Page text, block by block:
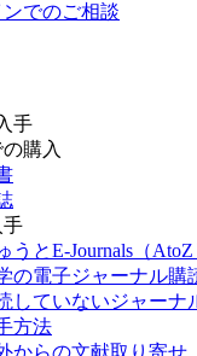
でのご相談
手
購入
手
うとE-Journals（AtoZ
の電子ジャーナル購
していないジャーナ
方法